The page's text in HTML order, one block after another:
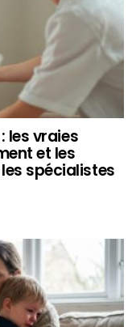
les vraies
et les
spécialistes